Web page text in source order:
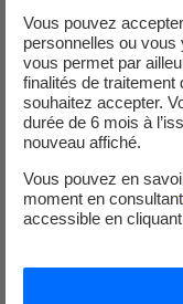
Faire une
Particuliers, cet
demande de
Vous pouvez
personnelles ou
vous permet par
finalités de
souhaitez accepter.
durée de 6 mois à
nouveau affiché.
Vous pouvez en
moment en consultant
accessible en